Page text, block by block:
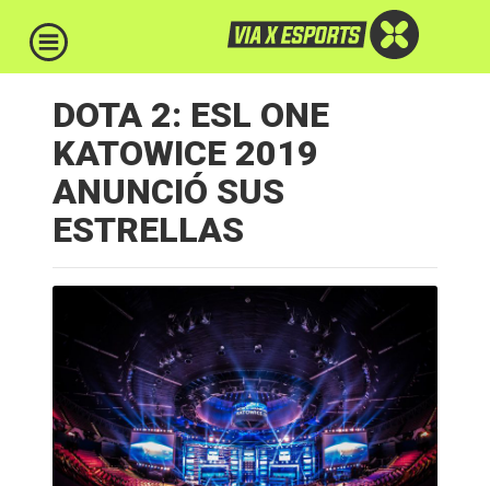
DOTA 2: ESL ONE
KATOWICE 2019
ANUNCIÓ SUS
ESTRELLAS